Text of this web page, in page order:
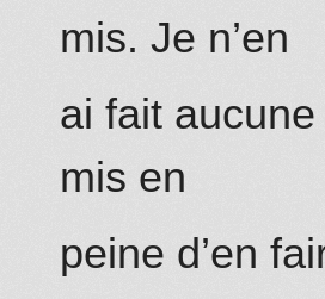
mis. Je n’en
ai fait
mis en
peine d’en